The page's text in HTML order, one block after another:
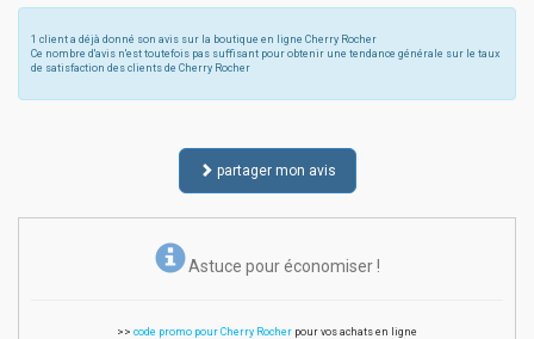
1 client a déjà donné son avis sur la boutique en ligne Cherry Rocher
Ce nombre d'avis n'est toutefois pas suffisant pour obtenir une tendance générale sur le taux
de satisfaction des clients de Cherry Rocher
partager mon avis
Astuce pour économiser !
>> code promo pour Cherry Rocher pour vos achats en ligne